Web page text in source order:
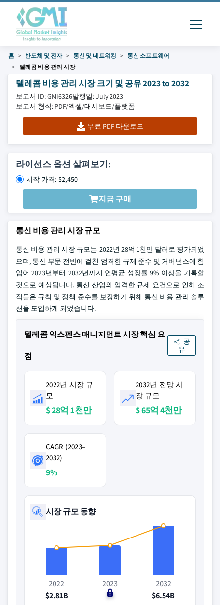
홈 반도체 및 전자 통신 및 네트워킹
통신 소프트웨어
텔레콤 비용 관리 시장
텔레콤 비용 관리 시장 크기 및 공유 2023 to 2032
보고서 ID: GMI6326발행일: July 2023
보고서 형식: PDF/엑셀/대시보드/플랫폼
무료 PDF 다운로드
라이선스 옵션 살펴보기:
시작 가격: $2,450
지금 구매
통신 비용 관리 시장 규모
통신 비용 관리 시장 규모는 2022년 28억 1천만 달러로 평가되었
으며, 통신 부문 전반에 걸친 엄격한 규제 준수 및 거버넌스에 힘
입어 2023년부터 2032년까지 연평균 성장률 9% 이상을 기록할
것으로 예상됩니다. 통신 산업의 엄격한 규제 요건으로 인해 조
직들은 규칙 및 정책 준수를 보장하기 위해 통신 비용 관리 솔루
션을 도입하게 되었습니다.
텔레콤 익스펜스 매니지먼트 시장 핵심 요
점
공
유
2022년 시장 규
모
$ 28억 1천만
2032년 전망 시
장 규모
$ 65억 4천만
CAGR (2023–
2032)
9%
시장 규모 동향
2022
$2.81B
2023
$0
2032
$6.54B